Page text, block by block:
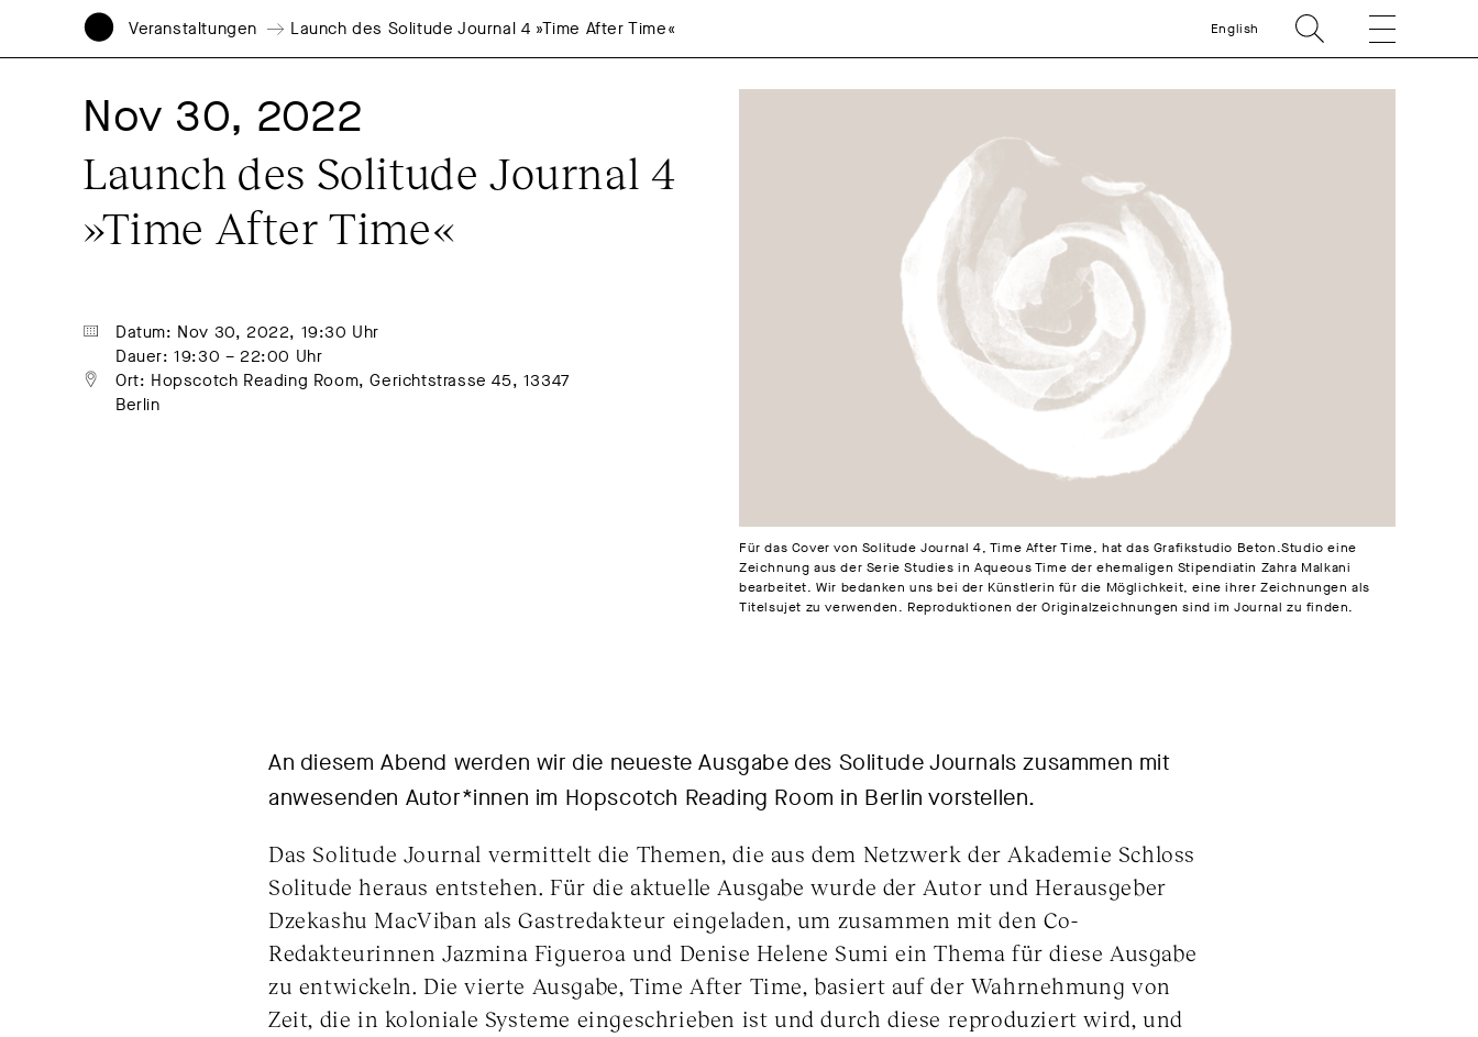
Veranstaltungen Launch des Solitude Journal 4 »Time After Time« English
Nov 30, 2022
Launch des Solitude Journal 4
»Time After Time«
Datum: Nov 30, 2022, 19:30 Uhr
Dauer: 19:30 – 22:00 Uhr
Ort: Hopscotch Reading Room, Gerichtstrasse 45, 13347
Berlin
Für das Cover von Solitude Journal 4, Time After Time, hat das Grafikstudio Beton.Studio eine
Zeichnung aus der Serie Studies in Aqueous Time der ehemaligen Stipendiatin Zahra Malkani
bearbeitet. Wir bedanken uns bei der Künstlerin für die Möglichkeit, eine ihrer Zeichnungen als
Titelsujet zu verwenden. Reproduktionen der Originalzeichnungen sind im Journal zu finden.
An diesem Abend werden wir die neueste Ausgabe des Solitude Journals zusammen mit
anwesenden Autor*innen im Hopscotch Reading Room in Berlin vorstellen.
Das Solitude Journal vermittelt die Themen, die aus dem Netzwerk der Akademie Schloss
Solitude heraus entstehen. Für die aktuelle Ausgabe wurde der Autor und Herausgeber
Dzekashu MacViban als Gastredakteur eingeladen, um zusammen mit den Co-
Redakteurinnen Jazmina Figueroa und Denise Helene Sumi ein Thema für diese Ausgabe
zu entwickeln. Die vierte Ausgabe, Time After Time, basiert auf der Wahrnehmung von
Zeit, die in koloniale Systeme eingeschrieben ist und durch diese reproduziert wird, und